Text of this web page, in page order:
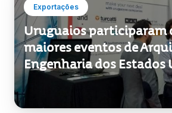
Exportações
Uruguaios participaram
maiores eventos de
Engenharia dos Estados